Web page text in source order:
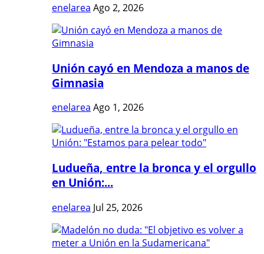
enelarea Ago 2, 2026
Unión cayó en Mendoza a manos de
Gimnasia
enelarea Ago 1, 2026
Ludueña, entre la bronca y el orgullo
en Unión:...
enelarea Jul 25, 2026